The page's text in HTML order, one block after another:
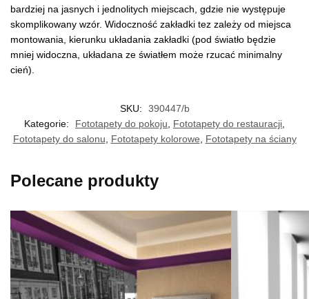
bardziej na jasnych i jednolitych miejscach, gdzie nie występuje
skomplikowany wzór. Widoczność zakładki tez zależy od miejsca
montowania, kierunku układania zakładki (pod światło będzie
mniej widoczna, układana ze światłem może rzucać minimalny
cień).
SKU:
390447/b
Kategorie:
Fototapety do pokoju Fototapety do restauracji
Fototapety do salonu
Fototapety kolorowe Fototapety na ściany
Polecane produkty